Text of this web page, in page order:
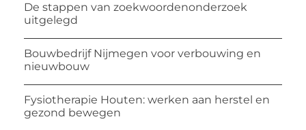
De stappen van zoekwoordenonderzoek
uitgelegd
Bouwbedrijf Nijmegen voor verbouwing en
nieuwbouw
Fysiotherapie Houten: werken aan herstel en
gezond bewegen